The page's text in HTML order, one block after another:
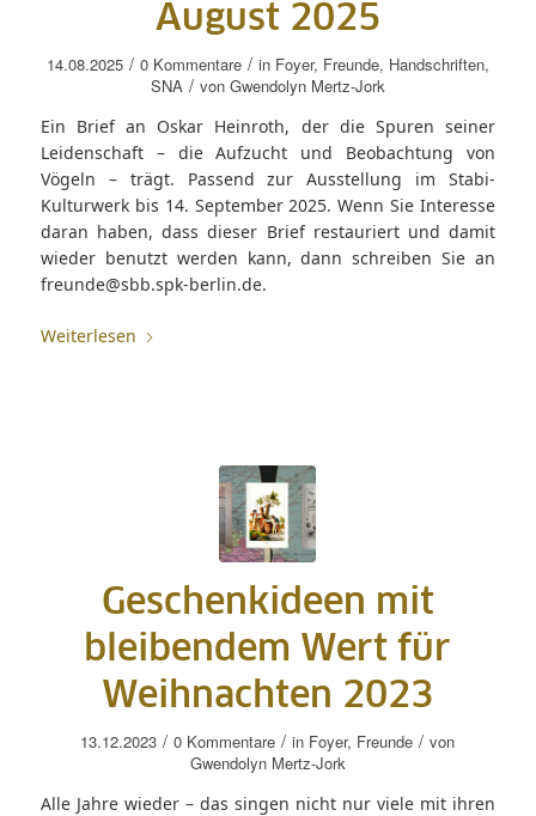
August 2025
14.08.2025 / 0 Kommentare / in Foyer, Freunde, Handschriften,
SNA / von Gwendolyn Mertz-Jork
Ein Brief an Oskar Heinroth, der die Spuren seiner
Leidenschaft – die Aufzucht und Beobachtung von
Vögeln – trägt. Passend zur Ausstellung im Stabi-
Kulturwerk bis 14. September 2025. Wenn Sie Interesse
daran haben, dass dieser Brief restauriert und damit
wieder benutzt werden kann, dann schreiben Sie an
freunde@sbb.spk-berlin.de.
Weiterlesen
Geschenkideen mit
bleibendem Wert für
Weihnachten 2023
13.12.2023 / 0 Kommentare / in Foyer, Freunde / von
Gwendolyn Mertz-Jork
Alle Jahre wieder – das singen nicht nur viele mit ihren